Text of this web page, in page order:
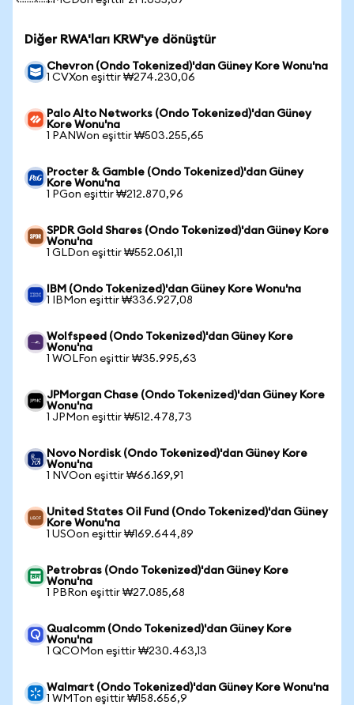
Diğer RWA'ları KRW'ye dönüştür
Chevron (Ondo Tokenized)'dan Güney Kore Wonu'na
1 CVXon eşittir ₩274.230,06
Palo Alto Networks (Ondo Tokenized)'dan Güney
Kore Wonu'na
1 PANWon eşittir ₩503.255,65
Procter & Gamble (Ondo Tokenized)'dan Güney
Kore Wonu'na
1 PGon eşittir ₩212.870,96
SPDR Gold Shares (Ondo Tokenized)'dan Güney Kore
Wonu'na
1 GLDon eşittir ₩552.061,11
IBM (Ondo Tokenized)'dan Güney Kore Wonu'na
1 IBMon eşittir ₩336.927,08
Wolfspeed (Ondo Tokenized)'dan Güney Kore
Wonu'na
1 WOLFon eşittir ₩35.995,63
JPMorgan Chase (Ondo Tokenized)'dan Güney Kore
Wonu'na
1 JPMon eşittir ₩512.478,73
Novo Nordisk (Ondo Tokenized)'dan Güney Kore
Wonu'na
1 NVOon eşittir ₩66.169,91
United States Oil Fund (Ondo Tokenized)'dan Güney
Kore Wonu'na
1 USOon eşittir ₩169.644,89
Petrobras (Ondo Tokenized)'dan Güney Kore
Wonu'na
1 PBRon eşittir ₩27.085,68
Qualcomm (Ondo Tokenized)'dan Güney Kore
Wonu'na
1 QCOMon eşittir ₩230.463,13
Walmart (Ondo Tokenized)'dan Güney Kore Wonu'na
1 WMTon eşittir ₩158.656,9